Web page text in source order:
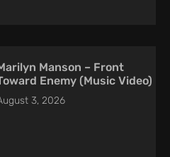
Manson – Front
Enemy (Music Video)
3, 2026